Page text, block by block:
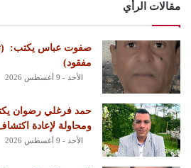
مقالات الرأي
‏صفوت عباس يكتب:
مفقود)
الأحد - 9 أغسطس 2026
حمد فرغلي رضوان
ومحاولة لإعادة
الأحد - 9 أغسطس 2026